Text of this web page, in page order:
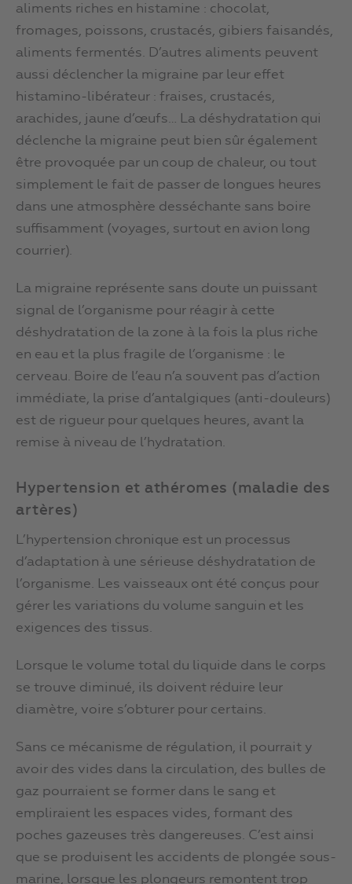
aliments riches en histamine : chocolat,
fromages, poissons, crustacés, gibiers faisandés,
aliments fermentés. D’autres aliments peuvent
aussi déclencher la migraine par leur effet
histamino-libérateur : fraises, crustacés,
arachides, jaune d’œufs… La déshydratation qui
déclenche la migraine peut bien sûr également
être provoquée par un coup de chaleur, ou tout
simplement le fait de passer de longues heures
dans une atmosphère desséchante sans boire
suffisamment (voyages, surtout en avion long
courrier).
La migraine représente sans doute un puissant
signal de l’organisme pour réagir à cette
déshydratation de la zone à la fois la plus riche
en eau et la plus fragile de l’organisme : le
cerveau. Boire de l’eau n’a souvent pas d’action
immédiate, la prise d’antalgiques (anti-douleurs)
est de rigueur pour quelques heures, avant la
remise à niveau de l’hydratation.
Hypertension et athéromes (maladie des
artères)
L’hypertension chronique est un processus
d’adaptation à une sérieuse déshydratation de
l’organisme. Les vaisseaux ont été conçus pour
gérer les variations du volume sanguin et les
exigences des tissus.
Lorsque le volume total du liquide dans le corps
se trouve diminué, ils doivent réduire leur
diamètre, voire s’obturer pour certains.
Sans ce mécanisme de régulation, il pourrait y
avoir des vides dans la circulation, des bulles de
gaz pourraient se former dans le sang et
empliraient les espaces vides, formant des
poches gazeuses très dangereuses. C’est ainsi
que se produisent les accidents de plongée sous-
marine, lorsque les plongeurs remontent trop